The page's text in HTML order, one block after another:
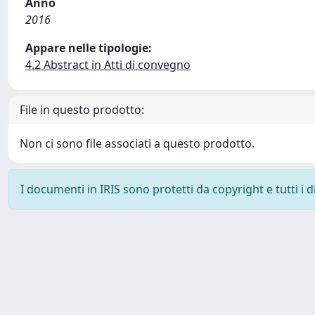
2016
Appare nelle tipologie:
4.2 Abstract in Atti di convegno
File in questo prodotto:
Non ci sono file associati a questo prodotto.
I documenti in IRIS sono protetti da copyright e tutti i